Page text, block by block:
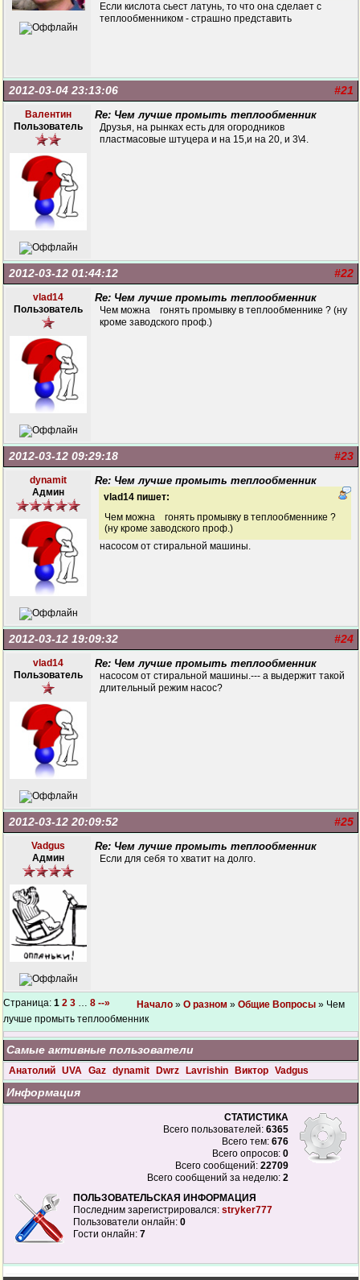
Если кислота сьест латунь, то что она сделает с
теплообменником - страшно представить
#21
2012-03-04 23:13:06
Валентин
Пользователь
Re: Чем лучше промыть теплообменник
Друзья, на рынках есть для огородников
пластмасовые штуцера и на 15,и на 20, и 3\4.
#22
2012-03-12 01:44:12
vlad14
Пользователь
Re: Чем лучше промыть теплообменник
Чем можна гонять промывку в теплообменнике ? (ну
кроме заводского проф.)
#23
2012-03-12 09:29:18
dynamit
Админ
Re: Чем лучше промыть теплообменник
vlad14 пишет:
Чем можна гонять промывку в теплообменнике ?
(ну кроме заводского проф.)
насосом от стиральной машины.
#24
2012-03-12 19:09:32
vlad14
Пользователь
Re: Чем лучше промыть теплообменник
насосом от стиральной машины.--- а выдержит такой
длительный режим насос?
#25
2012-03-12 20:09:52
Vadgus
Админ
Re: Чем лучше промыть теплообменник
Если для себя то хватит на долго.
Страница: 1 2 3 … 8 --» Начало » О разном » Общие Вопросы » Чем
лучше промыть теплообменник
Самые активные пользователи
Анатолий UVA Gaz dynamit Dwrz Lavrishin Виктор Vadgus
Информация
СТАТИСТИКА
Всего пользователей: 6365
Всего тем: 676
Всего опросов: 0
Всего сообщений: 22709
Всего сообщений за неделю: 2
ПОЛЬЗОВАТЕЛЬСКАЯ ИНФОРМАЦИЯ
Последним зарегистрировался: stryker777
Пользователи онлайн: 0
Гости онлайн: 7